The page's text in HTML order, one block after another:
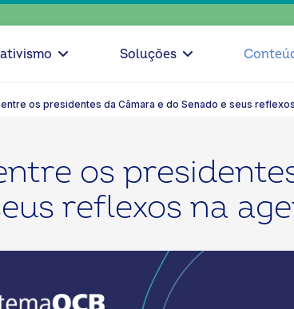
Soluções
os presidentes da Câmara e do Senado e seus
os
reflexos na